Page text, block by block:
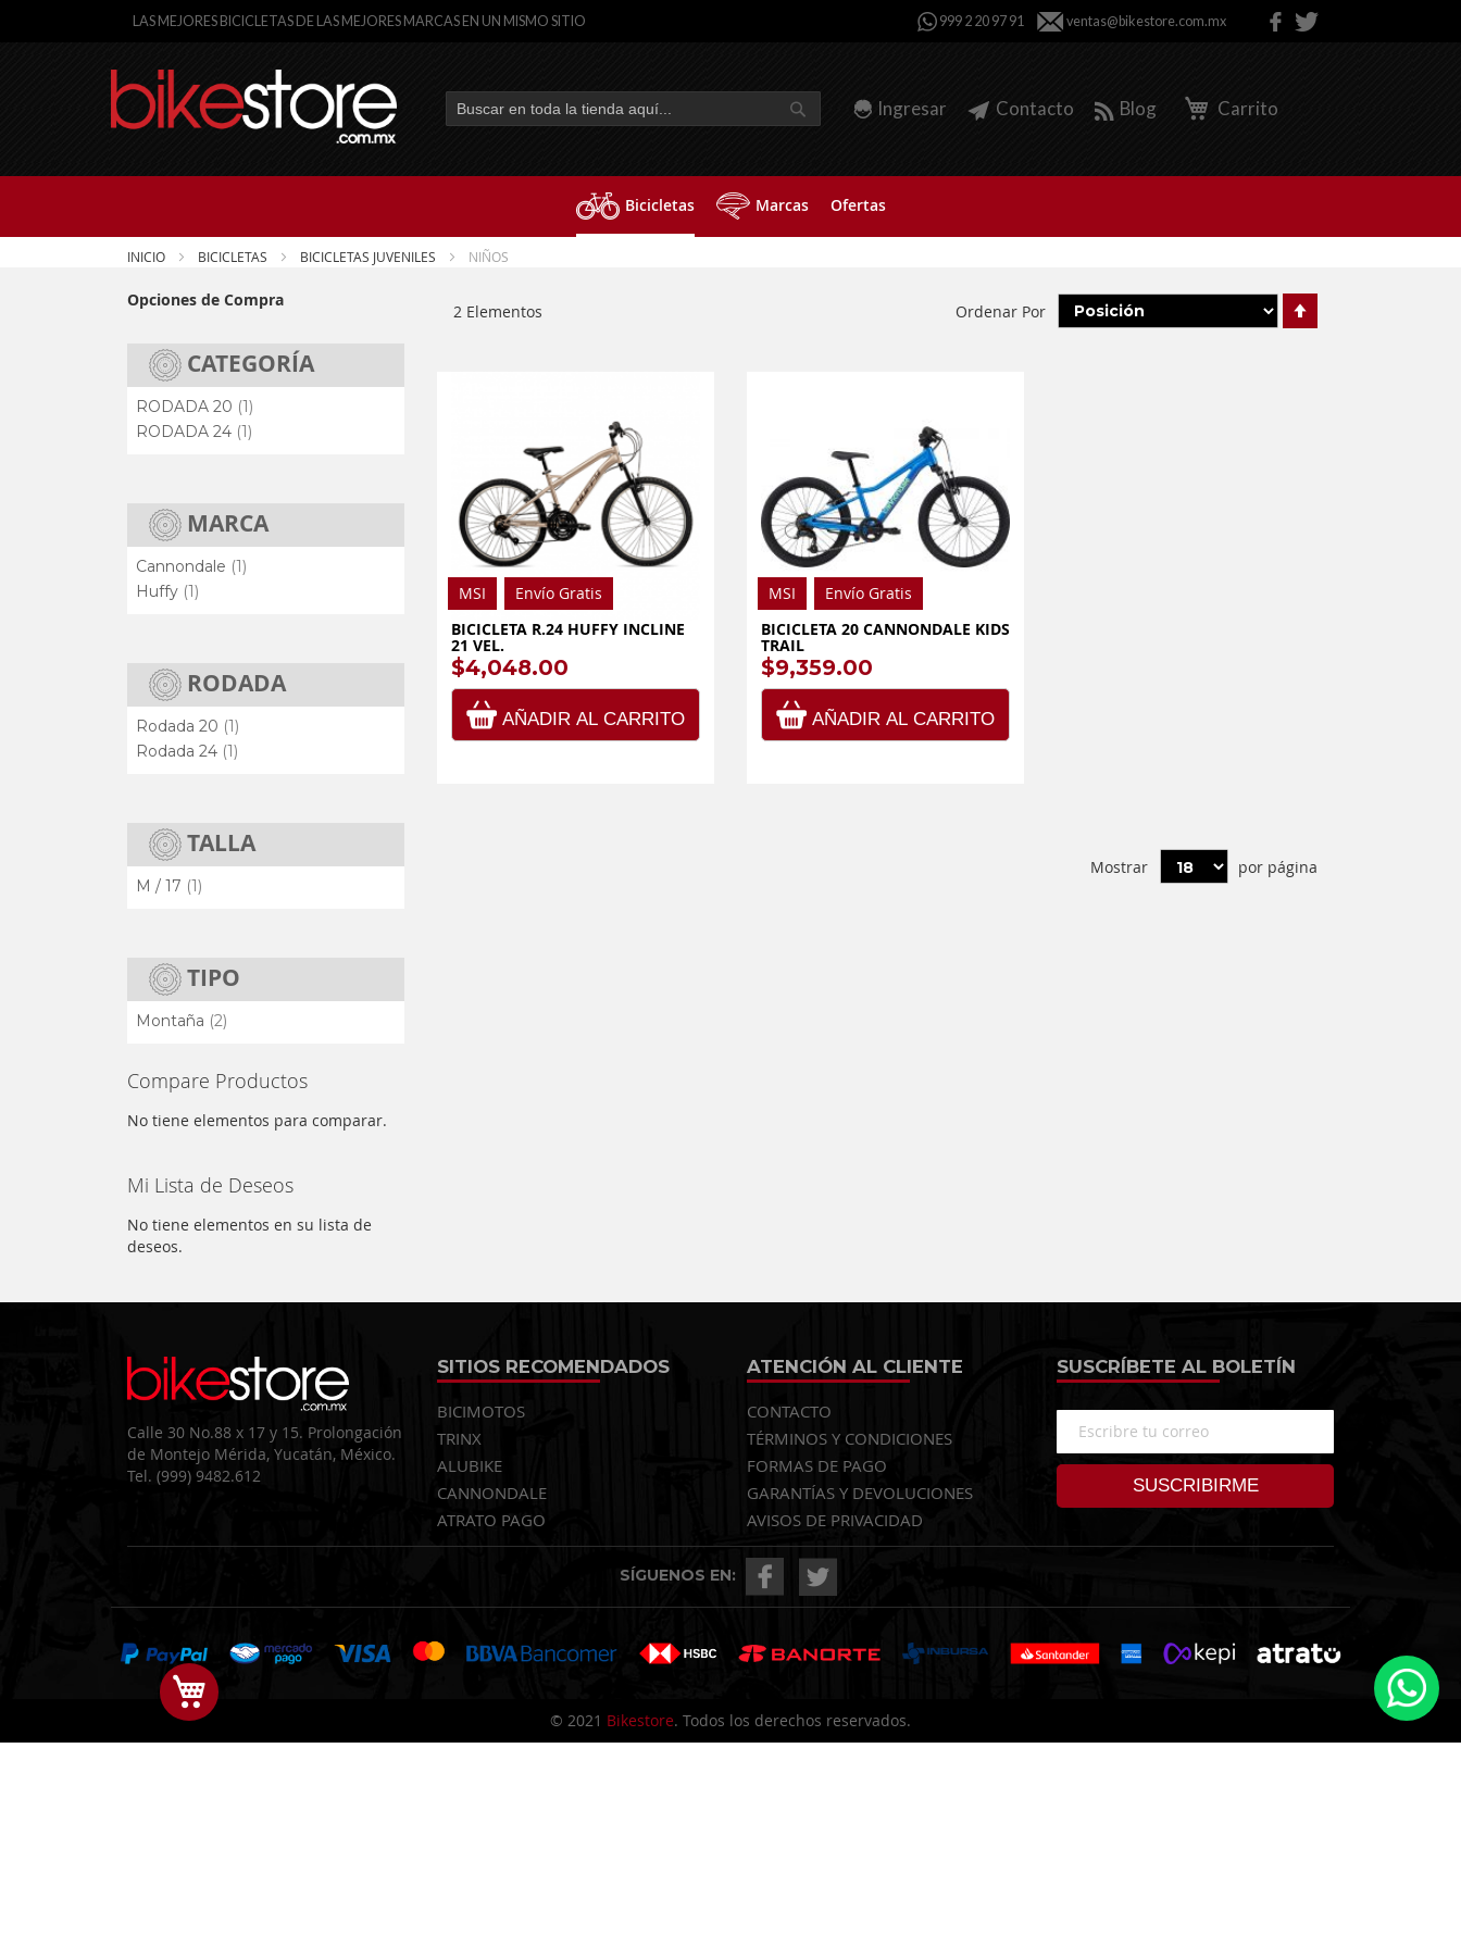
LAS MEJORES BICICLETAS DE LAS MEJORES MARCAS EN UN MISMO SITIO 999 2 20 97 91 ventas@bikestore.com.mx
Buscar
Ingresar Contacto Blog Carrito
Mi Carrito
Bicicletas Marcas Ofertas
INICIO BICICLETAS BICICLETAS JUVENILES NIÑOS
Opciones de Compra
CATEGORÍA
RODADA 20 1elemento
RODADA 24 1elemento
MARCA
Cannondale 1elemento
Huffy 1elemento
RODADA
Rodada 20 1elemento
Rodada 24 1elemento
TALLA
M / 17 1elemento
TIPO
Montaña 2elemento
Compare Productos
No tiene elementos para comparar.
Mi Lista de Deseos
No tiene elementos en su lista de
deseos.
2 Elementos Ordenar Por
Órden
MSI
Envío Gratis
BICICLETA R.24 HUFFY INCLINE
21 VEL.
$4,048.00
AÑADIR AL CARRITO
MSI
Envío Gratis
BICICLETA 20 CANNONDALE KIDS
TRAIL
$9,359.00
AÑADIR AL CARRITO
Mostrar por página
Calle 30 No.88 x 17 y 15. Prolongación
de Montejo Mérida, Yucatán, México.
Tel. (999) 9482.612
SITIOS RECOMENDADOS
BICIMOTOS
TRINX
ALUBIKE
CANNONDALE
ATRATO PAGO
ATENCIÓN AL CLIENTE
CONTACTO
TÉRMINOS Y CONDICIONES
FORMAS DE PAGO
GARANTÍAS Y DEVOLUCIONES
AVISOS DE PRIVACIDAD
SUSCRÍBETE AL BOLETÍN
SÍGUENOS EN:
© 2021 Bikestore. Todos los derechos reservados.